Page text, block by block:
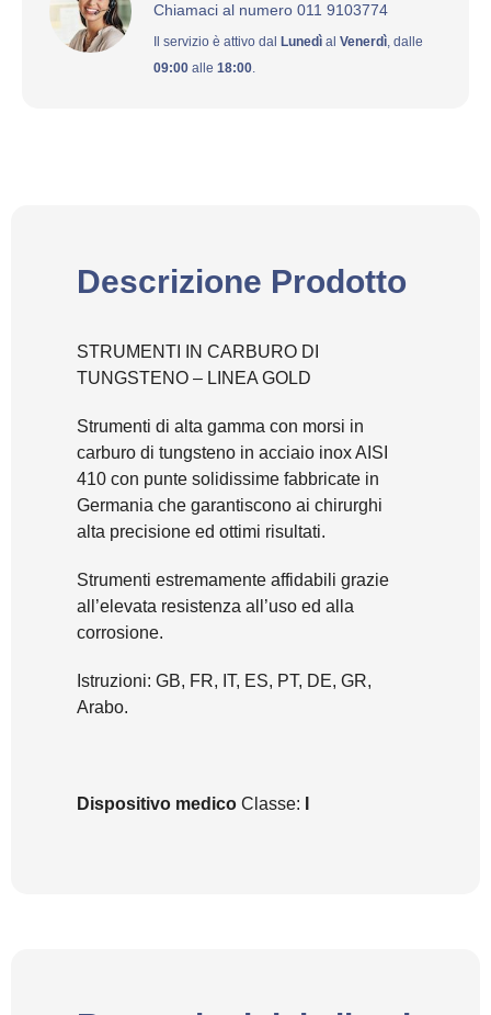
Chiamaci al numero 011 9103774
Il servizio è attivo dal Lunedì al Venerdì, dalle
09:00 alle 18:00.
Descrizione Prodotto
STRUMENTI IN CARBURO DI
TUNGSTENO – LINEA GOLD
Strumenti di alta gamma con morsi in
carburo di tungsteno in acciaio inox AISI
410 con punte solidissime fabbricate in
Germania che garantiscono ai chirurghi
alta precisione ed ottimi risultati.
Strumenti estremamente affidabili grazie
all’elevata resistenza all’uso ed alla
corrosione.
Istruzioni: GB, FR, IT, ES, PT, DE, GR,
Arabo.
Dispositivo medico Classe: